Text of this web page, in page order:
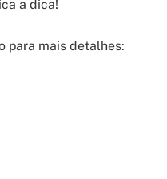
a dica!
para mais detalhes: